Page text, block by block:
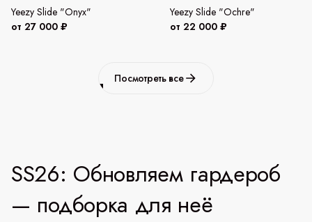
Yeezy Slide "Onyx"
от 27 000 ₽
Yeezy Slide "Ochre"
от 22 000 ₽
Посмотреть все
SS26: Обновляем гардероб
— подборка для неё